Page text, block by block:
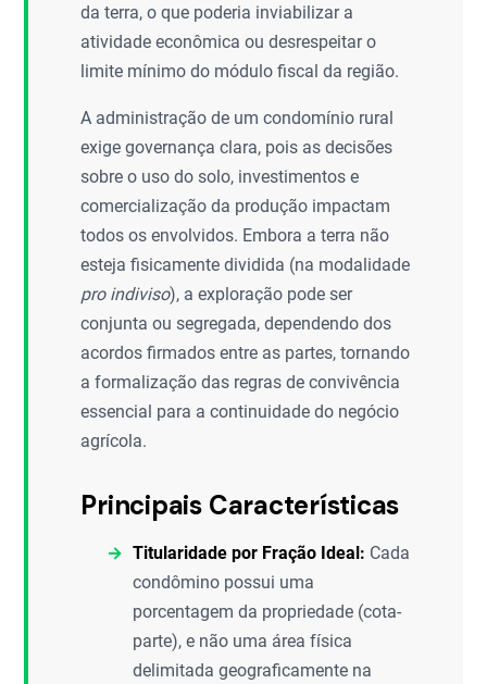
da terra, o que poderia inviabilizar a
atividade econômica ou desrespeitar o
limite mínimo do módulo fiscal da região.
A administração de um condomínio rural
exige governança clara, pois as decisões
sobre o uso do solo, investimentos e
comercialização da produção impactam
todos os envolvidos. Embora a terra não
esteja fisicamente dividida (na modalidade
pro indiviso), a exploração pode ser
conjunta ou segregada, dependendo dos
acordos firmados entre as partes, tornando
a formalização das regras de convivência
essencial para a continuidade do negócio
agrícola.
Principais Características
Titularidade por Fração Ideal: Cada
condômino possui uma
porcentagem da propriedade (cota-
parte), e não uma área física
delimitada geograficamente na